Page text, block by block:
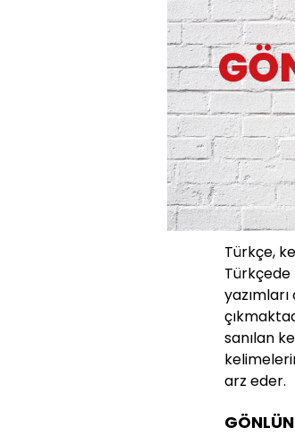
Türkçe,
sanılan
arz eder.